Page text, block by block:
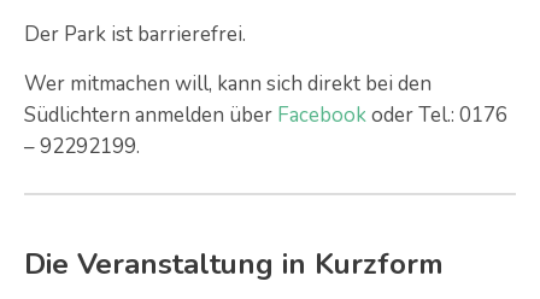
Der Park ist barrierefrei.
Wer mitmachen will, kann sich direkt bei den
Südlichtern anmelden über Facebookoder Tel.: 0176
– 92292199.
Die Veranstaltung in Kurzform